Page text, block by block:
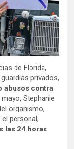
de Florida,
privados,
abusos contra
Stephanie
organismo,
personal,
las 24 horas